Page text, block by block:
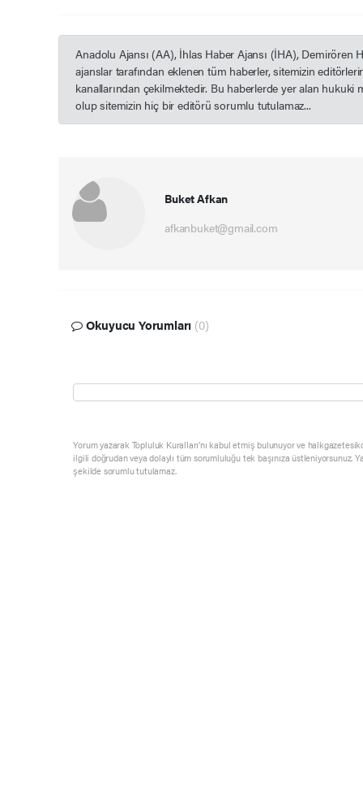
Anadolu Ajansı (AA), İhlas Haber Ajansı (İHA), Demirören
ajanslar tarafından eklenen tüm haberler, sitemizin
kanallarından çekilmektedir. Bu haberlerde yer alan hukuki
olup sitemizin hiç bir editörü sorumlu tutulamaz...
Buket Afkan
afkanbuket@gmail.com
Okuyucu Yorumları (0)
Yorum yazarak Topluluk Kuralları’nı kabul etmiş bulunuyor ve
ilgili doğrudan veya dolaylı tüm sorumluluğu tek başınıza üstleniyorsunuz.
şekilde sorumlu tutulamaz.